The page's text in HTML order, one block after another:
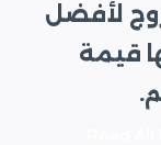
لأفضل
قيمة